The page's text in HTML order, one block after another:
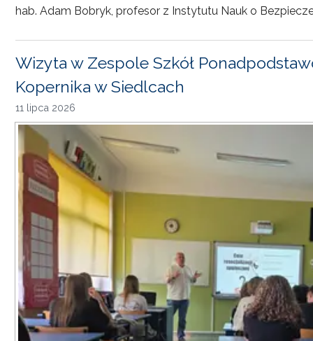
hab. Adam Bobryk, profesor z Instytutu Nauk o
Wizyta w Zespole Szkół
Kopernika w Siedlcach
11 lipca 2026